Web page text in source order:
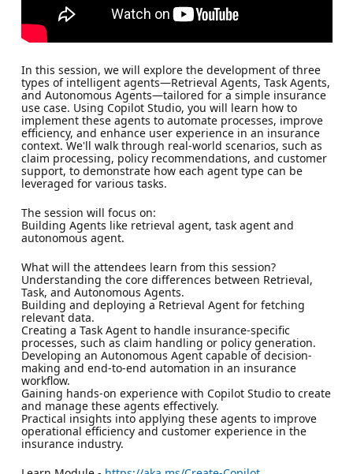
In this session, we will explore the development of three
types of intelligent agents—Retrieval Agents, Task Agents,
and Autonomous Agents—tailored for a simple insurance
use case. Using Copilot Studio, you will learn how to
implement these agents to automate processes, improve
efficiency, and enhance user experience in an insurance
context. We'll walk through real-world scenarios, such as
claim processing, policy recommendations, and customer
support, to demonstrate how each agent type can be
leveraged for various tasks.
The session will focus on:
Building Agents like retrieval agent, task agent and
autonomous agent.
What will the attendees learn from this session?
Understanding the core differences between Retrieval,
Task, and Autonomous Agents.
Building and deploying a Retrieval Agent for fetching
relevant data.
Creating a Task Agent to handle insurance-specific
processes, such as claim handling or policy generation.
Developing an Autonomous Agent capable of decision-
making and end-to-end automation in an insurance
workflow.
Gaining hands-on experience with Copilot Studio to create
and manage these agents effectively.
Practical insights into applying these agents to improve
operational efficiency and customer experience in the
insurance industry.